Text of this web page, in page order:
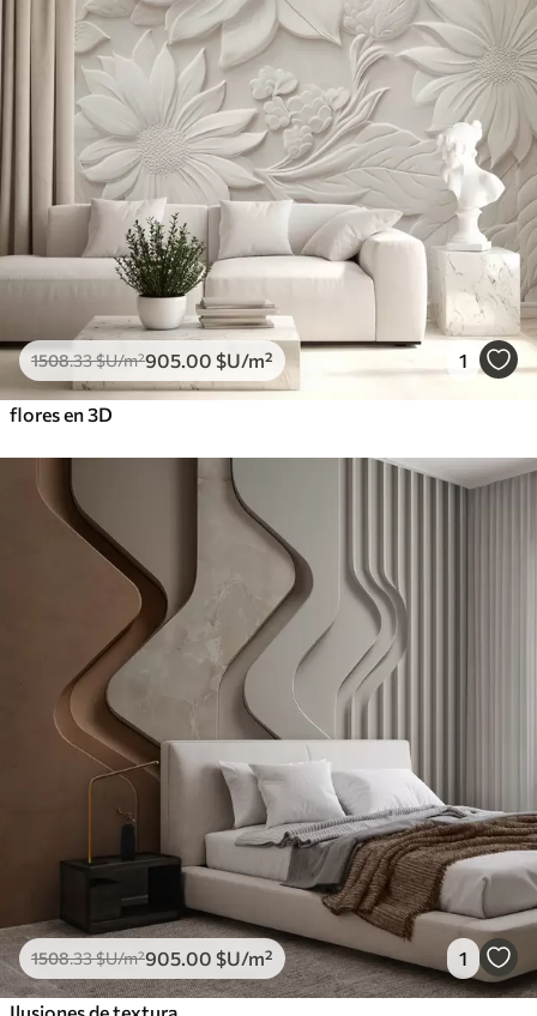
1508.33$U/m²905 .00 $U/m² 1
flores en 3D
1508.33$U/m²905 .00 $U/m² 1
Ilusiones de textura